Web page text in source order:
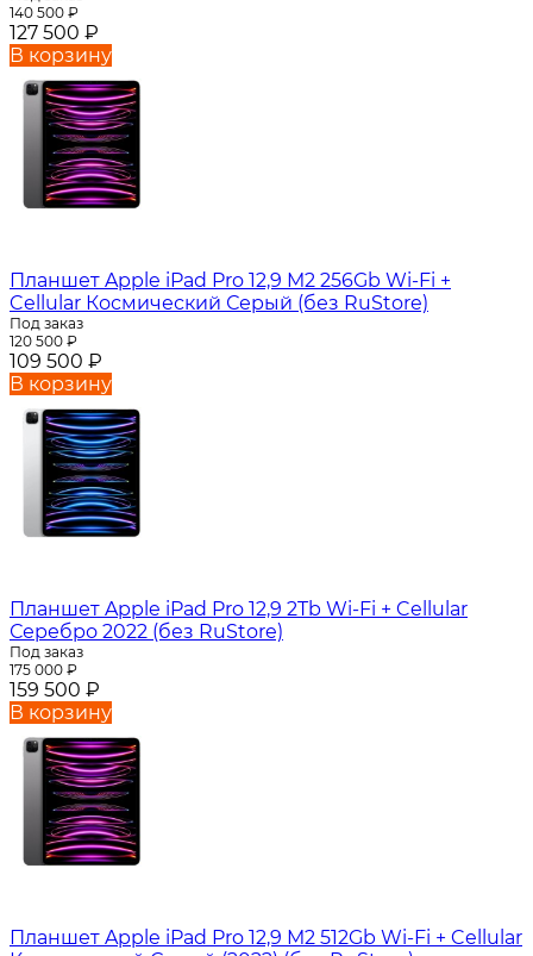
140 500 ₽
127 500 ₽
В корзину
Планшет Apple iPad Pro 12,9 M2 256Gb Wi-Fi +
Cellular Космический Серый (без RuStore)
Под заказ
120 500 ₽
109 500 ₽
В корзину
Планшет Apple iPad Pro 12,9 2Tb Wi-Fi + Cellular
Серебро 2022 (без RuStore)
Под заказ
175 000 ₽
159 500 ₽
В корзину
Планшет Apple iPad Pro 12,9 M2 512Gb Wi-Fi + Cellular